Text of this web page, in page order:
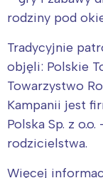
rodziny pod
Tradycyjnie
objęli: Polskie
Towarzystwo
Kampanii jest
Polska Sp. z
rodzicielstwa.
Więcej